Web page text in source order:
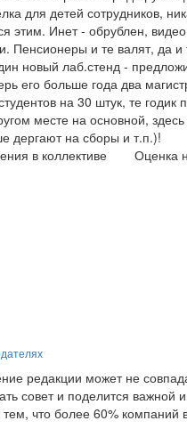
для детей сотрудников,
этим. Инет - обрублен,
Пенсионеры и те валят,
новый лаб.стенд -
его больше года два
на 30 штук, те
месте на основной,
дергают на сборы и т.п.)!
в коллективе Оценка
редакции может не
совет и поделится
что более 60%